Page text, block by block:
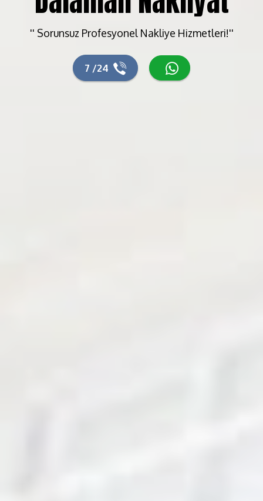
'' Sorunsuz Profesyonel Nakliye Hizmetleri!''
7 /24